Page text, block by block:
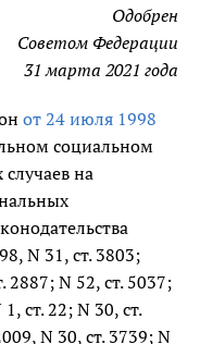
Одобрен
Советом Федерации
31 марта 2021 года
от 24 июля 1998
социальном
на
N 31, ст. 3803;
2887; N 52, ст. 5037;
ст. 22; N 30, ст.
N 30, ст. 3739; N